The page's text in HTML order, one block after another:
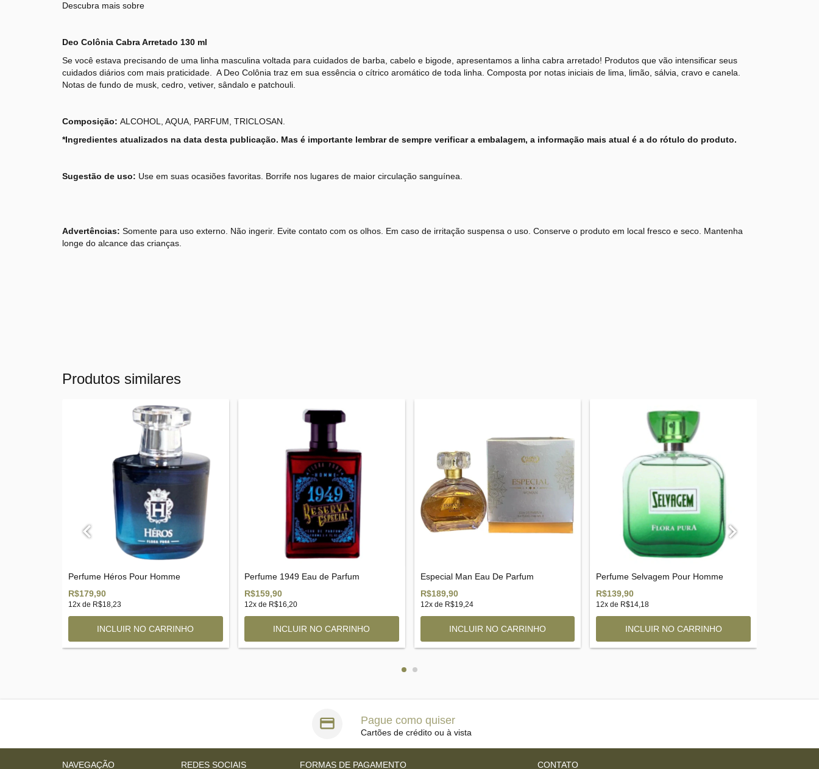
Descubra mais sobre
Deo Colônia Cabra Arretado 130 ml
Se você estava precisando de uma linha masculina voltada para cuidados de barba, cabelo e bigode, apresentamos a linha cabra arretado! Produtos que vão intensificar seus
cuidados diários com mais praticidade. A Deo Colônia traz em sua essência o cítrico aromático de toda linha. Composta por notas iniciais de lima, limão, sálvia, cravo e canela.
Notas de fundo de musk, cedro, vetiver, sândalo e patchouli.
Composição: ALCOHOL, AQUA, PARFUM, TRICLOSAN.
*Ingredientes atualizados na data desta publicação. Mas é importante lembrar de sempre verificar a embalagem, a informação mais atual é a do rótulo do produto.
Sugestão de uso: Use em suas ocasiões favoritas. Borrife nos lugares de maior circulação sanguínea.
Advertências: Somente para uso externo. Não ingerir. Evite contato com os olhos. Em caso de irritação suspensa o uso. Conserve o produto em local fresco e seco. Mantenha
longe do alcance das crianças.
Produtos similares
Perfume Héros Pour Homme
R$179,90
12x de R$18,23
Perfume 1949 Eau de Parfum
R$159,90
12x de R$16,20
Especial Man Eau De Parfum
R$189,90
12x de R$19,24
Perfume Selvagem Pour Homme
R$139,90
12x de R$14,18
Pague como quiser
Cartões de crédito ou à vista
NAVEGAÇÃO REDES SOCIAIS FORMAS DE PAGAMENTO CONTATO